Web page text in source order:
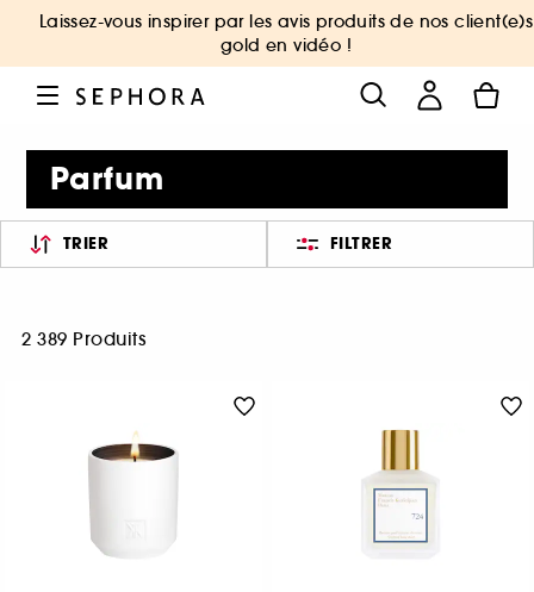
Laissez-vous inspirer par les avis produits de nos client(e)s
gold en vidéo !
Parfum
TRIER FILTRER
2 389 Produits